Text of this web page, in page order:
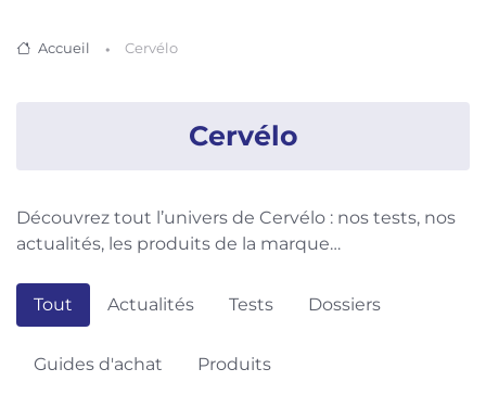
Accueil Cervélo
Cervélo
Découvrez tout l’univers de Cervélo : nos tests, nos
actualités, les produits de la marque…
Tout Actualités Tests Dossiers
Guides d'achat Produits